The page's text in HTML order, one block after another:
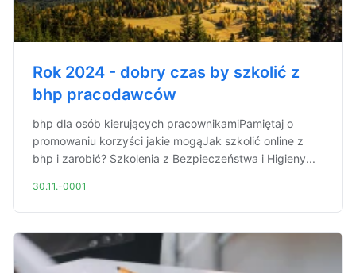
Rok 2024 - dobry czas by szkolić z
bhp pracodawców
bhp dla osób kierujących pracownikamiPamiętaj o
promowaniu korzyści jakie mogąJak szkolić online z
bhp i zarobić? Szkolenia z Bezpieczeństwa i Higieny...
30.11.-0001